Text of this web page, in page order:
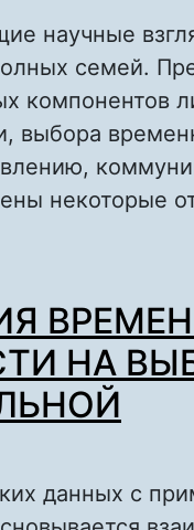
научные
семей.
компонентов
выбора
некоторые
НА
данных с